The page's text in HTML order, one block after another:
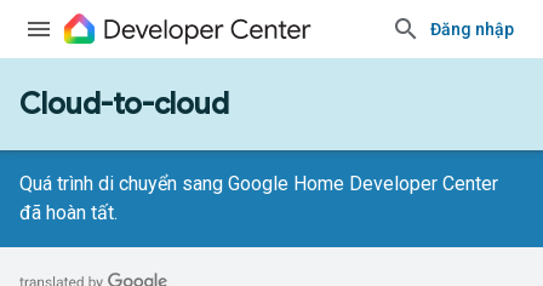
Đăng nhập
Cloud-to-cloud
Quá trình di chuyển sang Google Home Developer Center
đã hoàn tất.